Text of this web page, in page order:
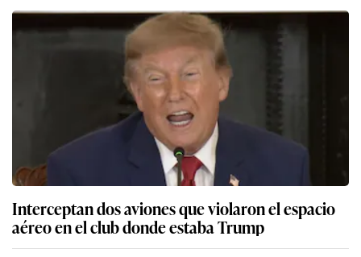
Interceptan dos aviones que violaron el espacio
aéreo en el club donde estaba Trump